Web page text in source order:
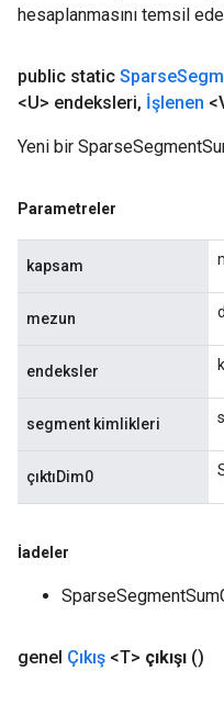
hesaplanmasını temsil
public static Sparse
<U> endeksleri, İşlenen
Yeni bir
Parametreler
kapsam
mezun
endeksler
segment kimlikleri
çıktıDim0
İadeler
genel Çıkış <T> çıkışı ()